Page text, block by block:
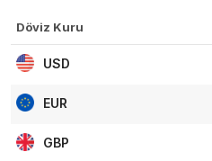
Döviz Kuru
USD
EUR
GBP